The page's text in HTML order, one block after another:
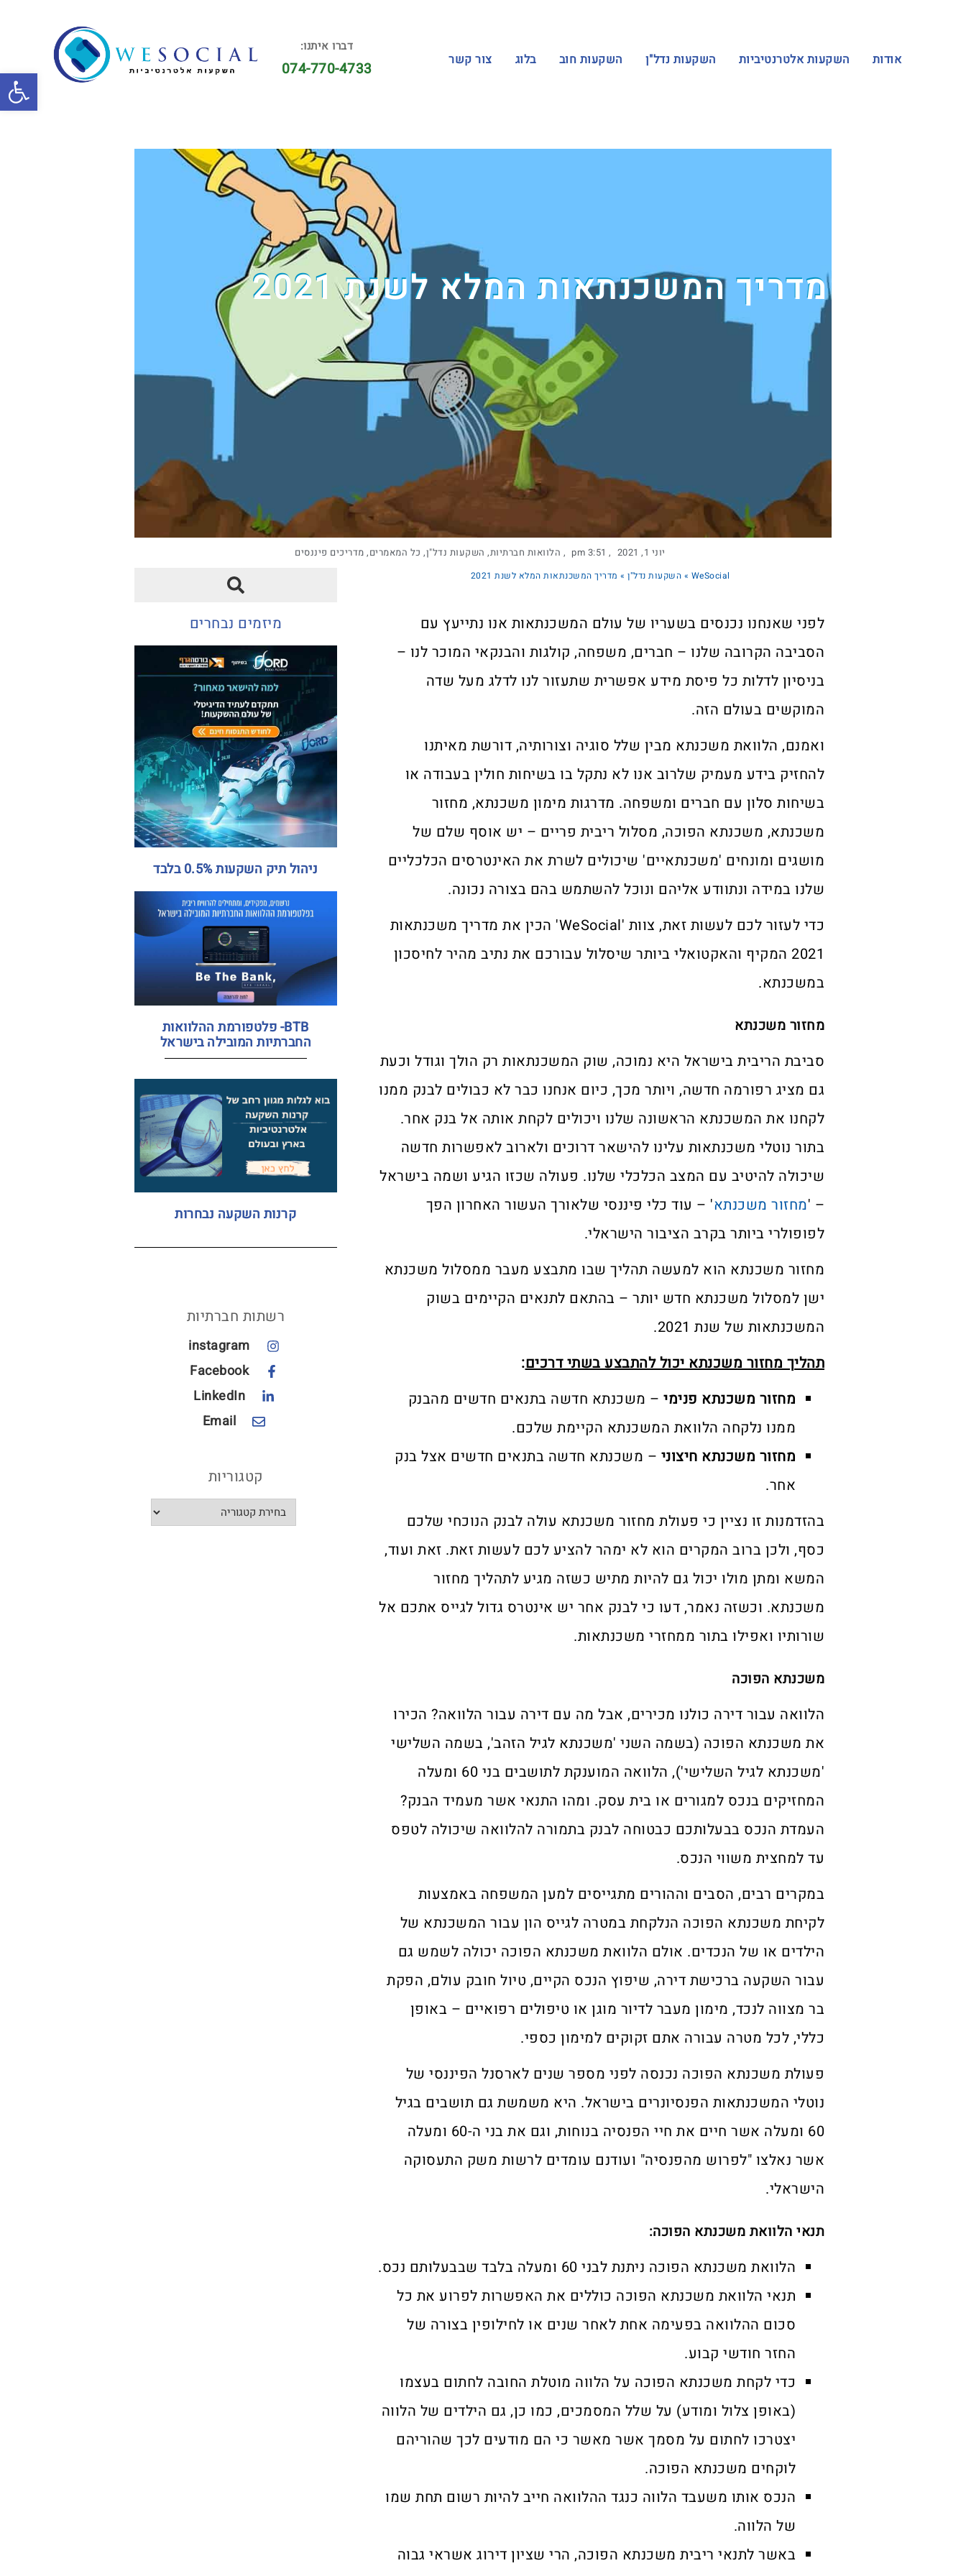
אודות השקעות אלטרנטיביות השקעות נדל"ן השקעות חוב בלוג צור קשר
דברו איתנו:
074-770-4733
מדריך המשכנתאות המלא לשנת 2021
יוני 1, 2021 ,
3:51 pm
, הלוואות חברתיות, השקעות נדל"ן, כל המאמרים, מדריכים פיננסים
WeSocial
» השקעות נדל"ן» מדריך המשכנתאות המלא לשנת 2021
לפני שאנחנו נכנסים בשעריו של עולם המשכנתאות אנו נתייעץ עם
הסביבה הקרובה שלנו – חברים, משפחה, קולגות והבנקאי המוכר לנו –
בניסיון לדלות כל פיסת מידע אפשרית שתעזור לנו לדלג מעל שדה
המוקשים בעולם הזה.
ואמנם, הלוואת משכנתא מבין שלל סוגיה וצורותיה, דורשת מאיתנו
להחזיק בידע מעמיק שלרוב אנו לא נתקל בו בשיחות חולין בעבודה או
בשיחות סלון עם חברים ומשפחה. מדרגות מימון משכנתא, מחזור
משכנתא, משכנתא הפוכה, מסלול ריבית פריים – יש אוסף שלם של
מושגים ומונחים 'משכנתאיים' שיכולים לשרת את האינטרסים הכלכליים
שלנו במידה ונתוודע אליהם ונוכל להשתמש בהם בצורה נכונה.
כדי לעזור לכם לעשות זאת, צוות 'WeSocial' הכין את מדריך משכנתאות
2021 המקיף והאקטואלי ביותר שיסלול עבורכם את נתיב מהיר לחיסכון
במשכנתא.
מחזור משכנתא
סביבת הריבית בישראל היא נמוכה, שוק המשכנתאות רק הולך וגודל וכעת
גם מציג רפורמה חדשה, ויותר מכך, כיום אנחנו כבר לא כבולים לבנק ממנו
לקחנו את המשכנתא הראשונה שלנו ויכולים לקחת אותה אל בנק אחר.
בתור נוטלי משכנתאות עלינו להישאר דרוכים ולארוב לאפשרות חדשה
שיכולה להיטיב עם המצב הכלכלי שלנו. פעולה שכזו הגיע ושמה בישראל
– 'מחזור משכנתא' – עוד כלי פיננסי שלאורך העשור האחרון הפך
לפופולרי ביותר בקרב הציבור הישראלי.
מחזור משכנתא הוא למעשה תהליך שבו מתבצע מעבר ממסלול משכנתא
ישן למסלול משכנתא חדש יותר – בהתאם לתנאים הקיימים בשוק
המשכנתאות של שנת 2021.
תהליך מחזור משכנתא יכול להתבצע בשתי דרכים:
מחזור משכנתא פנימי – משכנתא חדשה בתנאים חדשים מהבנק
ממנו נלקחה הלוואת המשכנתא הקיימת שלכם.
מחזור משכנתא חיצוני – משכנתא חדשה בתנאים חדשים אצל בנק
אחר.
בהזדמנות זו נציין כי פעולת מחזור משכנתא עולה לבנק הנוכחי שלכם
כסף, ולכן ברוב המקרים הוא לא ימהר להציע לכם לעשות זאת. זאת ועוד,
המשא ומתן מולו יכול גם להיות מתיש כשזה מגיע לתהליך מחזור
משכנתא. וכשזה נאמר, דעו כי לבנק אחר יש אינטרס גדול לגייס אתכם אל
שורותיו ואפילו בתור ממחזרי משכנתאות.
משכנתא הפוכה
הלוואה עבור דירה כולנו מכירים, אבל מה עם דירה עבור הלוואה? הכירו
את משכנתא הפוכה (בשמה השני 'משכנתא לגיל הזהב', בשמה השלישי
'משכנתא לגיל השלישי'), הלוואה המוענקת לתושבים בני 60 ומעלה
המחזיקים בנכס למגורים או בית עסק. ומהו התנאי אשר מעמיד הבנק?
העמדת הנכס בבעלותכם כבטוחה לבנק בתמורה להלוואה שיכולה לטפס
עד למחצית משווי הנכס.
במקרים רבים, הסבים וההורים מתגייסים למען המשפחה באמצעות
לקיחת משכנתא הפוכה הנלקחת במטרה לגייס הון עבור המשכנתא של
הילדים או של הנכדים. אולם הלוואת משכנתא הפוכה יכולה לשמש גם
עבור השקעה ברכישת דירה, שיפוץ הנכס הקיים, טיול חובק עולם, הפקת
בר מצווה לנכד, מימון מעבר לדיור מוגן או טיפולים רפואיים – באופן
כללי, לכל מטרה עבורה אתם זקוקים למימון כספי.
פעולת משכנתא הפוכה נכנסה לפני מספר שנים לארסנל הפיננסי של
נוטלי המשכנתאות הפנסיונרים בישראל. היא משמשת גם תושבים בגיל
60 ומעלה אשר חיים את חיי הפנסיה בנוחות, וגם את בני ה-60 ומעלה
אשר נאלצו "לפרוש מהפנסיה" ועודנם עומדים לרשות משק התעסוקה
הישראלי.
תנאי הלוואת משכנתא הפוכה:
הלוואת משכנתא הפוכה ניתנת לבני 60 ומעלה בלבד שבבעלותם נכס.
תנאי הלוואת משכנתא הפוכה כוללים את האפשרות לפרוע את כל
סכום ההלוואה בפעימה אחת לאחר שנים או לחילופין בצורה של
החזר חודשי קבוע.
כדי לקחת משכנתא הפוכה על הלווה מוטלת החובה לחתום בעצמו
(באופן צלול ומודע) על שלל המסמכים, כמו כן, גם הילדים של הלווה
יצטרכו לחתום על מסמך אשר מאשר כי הם מודעים לכך שהוריהם
לוקחים משכנתא הפוכה.
הנכס אותו משעבד הלווה כנגד ההלוואה חייב להיות רשום תחת שמו
של הלווה.
באשר לתנאי ריבית משכנתא הפוכה, הרי שציון דירוג אשראי גבוה
מיזמים נבחרים
ניהול תיק השקעות 0.5% בלבד
BTB- פלטפורמת ההלוואות
החברתיות המובילה בישראל
קרנות השקעה נבחרות
רשתות חברתיות
instagram
Facebook
LinkedIn
Email
קטגוריות
פתח